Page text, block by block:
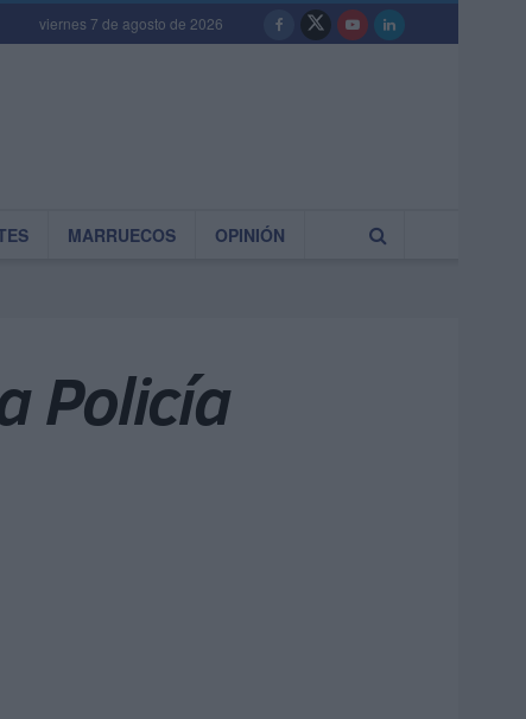
viernes 7 de agosto de 2026
MARRUECOS OPINIÓN
Policía